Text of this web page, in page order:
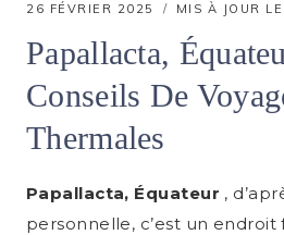
26 FÉVRIER 2025 MIS À JOUR LE
Papallacta,
Conseils De
Thermales
Papallacta, Équateur ,
personnelle, c’est un